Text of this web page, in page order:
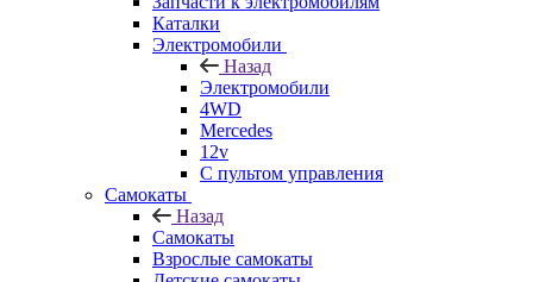
Каталки
Электромобили
Назад
Электромобили
4WD
Mercedes
12v
С пультом управления
Самокаты
Назад
Самокаты
Взрослые самокаты